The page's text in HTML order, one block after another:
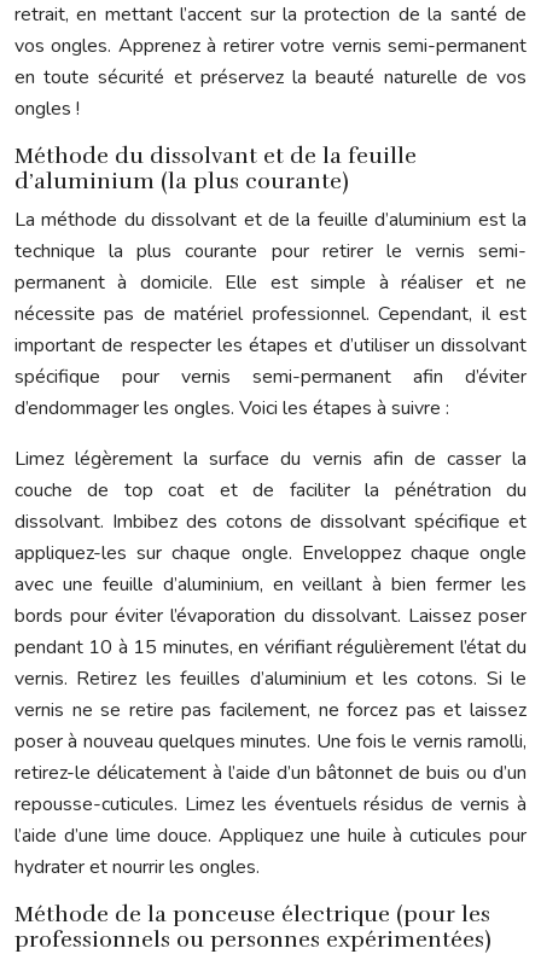
retrait, en mettant l’accent sur la protection de la santé de
vos ongles. Apprenez à retirer votre vernis semi-permanent
en toute sécurité et préservez la beauté naturelle de vos
ongles !
Méthode du dissolvant et de la feuille
d’aluminium (la plus courante)
La méthode du dissolvant et de la feuille d’aluminium est la
technique la plus courante pour retirer le vernis semi-
permanent à domicile. Elle est simple à réaliser et ne
nécessite pas de matériel professionnel. Cependant, il est
important de respecter les étapes et d’utiliser un dissolvant
spécifique pour vernis semi-permanent afin d’éviter
d’endommager les ongles. Voici les étapes à suivre :
Limez légèrement la surface du vernis afin de casser la
couche de top coat et de faciliter la pénétration du
dissolvant. Imbibez des cotons de dissolvant spécifique et
appliquez-les sur chaque ongle. Enveloppez chaque ongle
avec une feuille d’aluminium, en veillant à bien fermer les
bords pour éviter l’évaporation du dissolvant. Laissez poser
pendant 10 à 15 minutes, en vérifiant régulièrement l’état du
vernis. Retirez les feuilles d’aluminium et les cotons. Si le
vernis ne se retire pas facilement, ne forcez pas et laissez
poser à nouveau quelques minutes. Une fois le vernis ramolli,
retirez-le délicatement à l’aide d’un bâtonnet de buis ou d’un
repousse-cuticules. Limez les éventuels résidus de vernis à
l’aide d’une lime douce. Appliquez une huile à cuticules pour
hydrater et nourrir les ongles.
Méthode de la ponceuse électrique (pour les
professionnels ou personnes expérimentées)